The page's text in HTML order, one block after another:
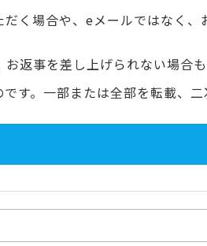
く場合や、eメールではなく
返事を差し上げられない場合
。一部または全部を転載、二